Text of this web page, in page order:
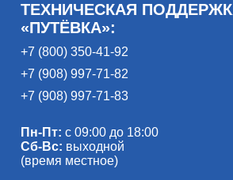
ТЕХНИЧЕСКАЯ
«ПУТЁВКА»:
+7 (800) 350-41-92
+7 (908) 997-71-82
+7 (908) 997-71-83
Пн-Пт: с 09:00 до 18:00
Сб-Вс: выходной
(время местное)